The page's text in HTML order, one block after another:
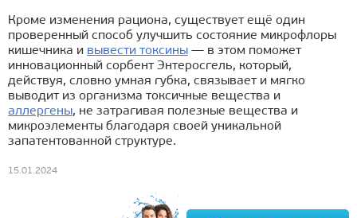
Кроме изменения рациона, существует ещё один
проверенный способ улучшить состояние микрофлоры
кишечника и вывести токсины — в этом поможет
инновационный сорбент Энтеросгель, который,
действуя, словно умная губка, связывает и мягко
выводит из организма токсичные вещества и
аллергены, не затрагивая полезные вещества и
микроэлементы благодаря своей уникальной
запатентованной структуре.
15.01.2024